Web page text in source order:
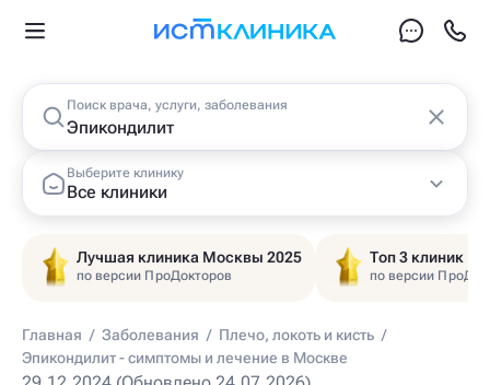
Поиск врача, услуги, заболевания
Выберите клинику
Все клиники
Лучшая клиника Москвы 2025
по версии ПроДокторов
Топ 3 клиник
по версии
Главная / Заболевания / Плечо, локоть и кисть /
Эпикондилит - симптомы и лечение в Москве